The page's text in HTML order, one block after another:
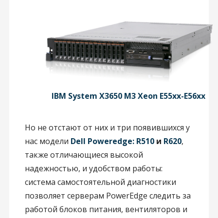
IBM System X3650 M3 Xeon E55xx-E56xx
Но не отстают от них и три появившихся у
нас модели Dell Poweredge: R510и R620,
также отличающиеся высокой
надежностью, и удобством работы:
система самостоятельной диагностики
позволяет серверам PowerEdge следить за
работой блоков питания, вентиляторов и